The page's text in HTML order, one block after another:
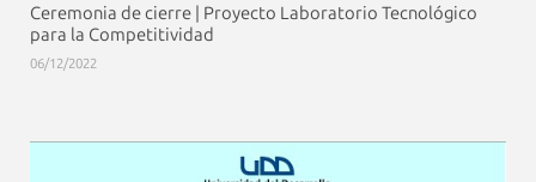
Ceremonia de cierre | Proyecto Laboratorio Tecnológico
para la Competitividad
06/12/2022